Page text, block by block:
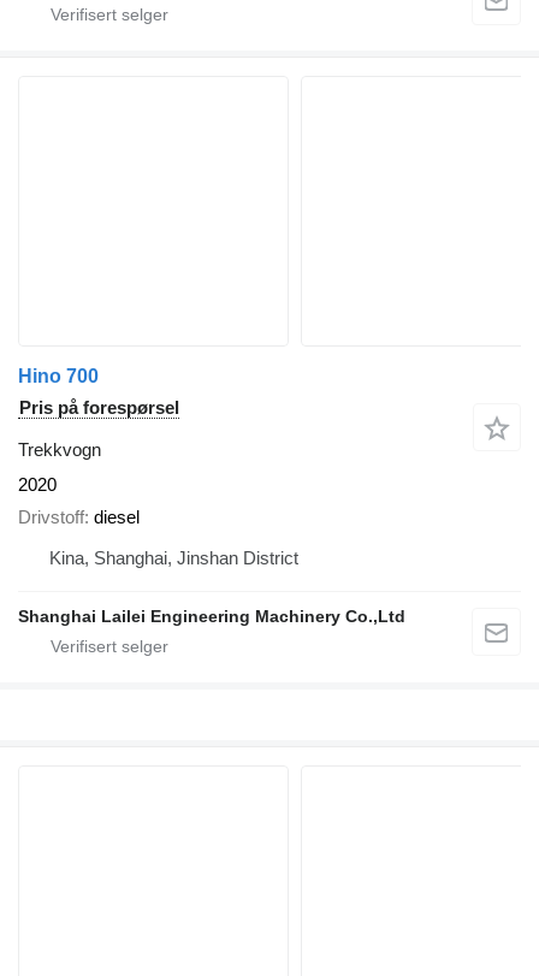
Hino 700
Pris på forespørsel
Trekkvogn
2020
Drivstoff diesel
Kina, Shanghai, Jinshan District
Shanghai Lailei Engineering Machinery Co.,Ltd